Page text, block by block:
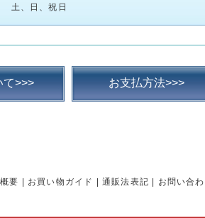
土、日、祝日
て>>> お支払方法>>>
要 お買い物ガイド 通販法表記 お問い合